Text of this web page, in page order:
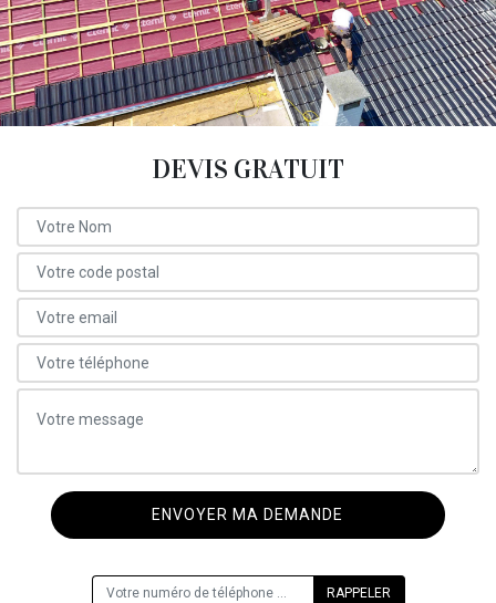
DEVIS GRATUIT